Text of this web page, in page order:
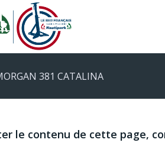
381 CATALINA
le contenu de cette page,